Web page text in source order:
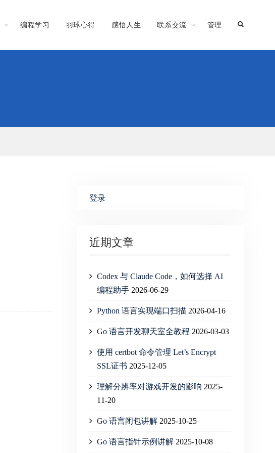
编程学习 羽球心得 感悟人生 联系交流 管理
登录
近期文章
Codex 与 Claude Code，如何选择 AI
编程助手 2026-06-29
Python 语言实现端口扫描 2026-04-16
Go 语言开发聊天室全教程 2026-03-03
使用 certbot 命令管理 Let’s Encrypt
SSL证书 2025-12-05
理解分辨率对游戏开发的影响 2025-
11-20
Go 语言闭包讲解 2025-10-25
Go 语言指针示例讲解 2025-10-08